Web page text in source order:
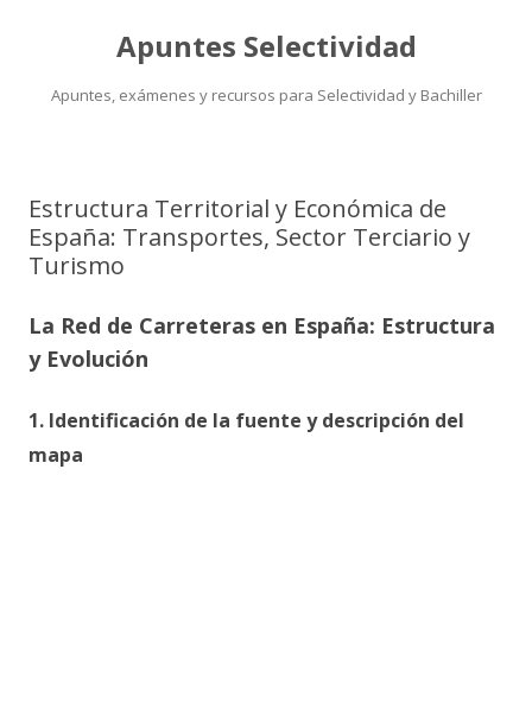
Apuntes Selectividad
Apuntes, exámenes y recursos para Selectividad y Bachiller
Estructura Territorial y Económica de
España: Transportes, Sector Terciario y
Turismo
La Red de Carreteras en España: Estructura
y Evolución
1. Identificación de la fuente y descripción del
mapa